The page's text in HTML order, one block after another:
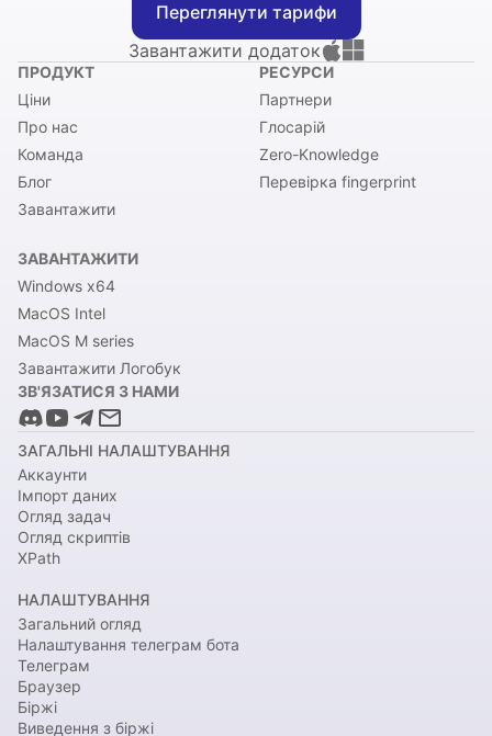
Переглянути тарифи
Завантажити додаток
ПРОДУКТ
Ціни
Про нас
Команда
Блог
Завантажити
РЕСУРСИ
Партнери
Глосарій
Zero-Knowledge
Перевірка fingerprint
ЗАВАНТАЖИТИ
Windows x64
MacOS Intel
MacOS M series
Завантажити Логобук
ЗВ'ЯЗАТИСЯ З НАМИ
ЗАГАЛЬНІ НАЛАШТУВАННЯ
Аккаунти
Імпорт даних
Огляд задач
Огляд скриптів
XPath
НАЛАШТУВАННЯ
Загальний огляд
Налаштування телеграм бота
Телеграм
Браузер
Біржі
Виведення з біржі